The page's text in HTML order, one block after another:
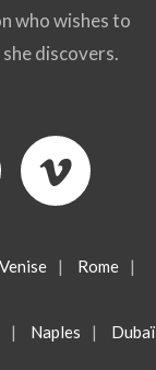
who wishes to
discovers.
Venise | Rome
|
| Naples | Dubaï